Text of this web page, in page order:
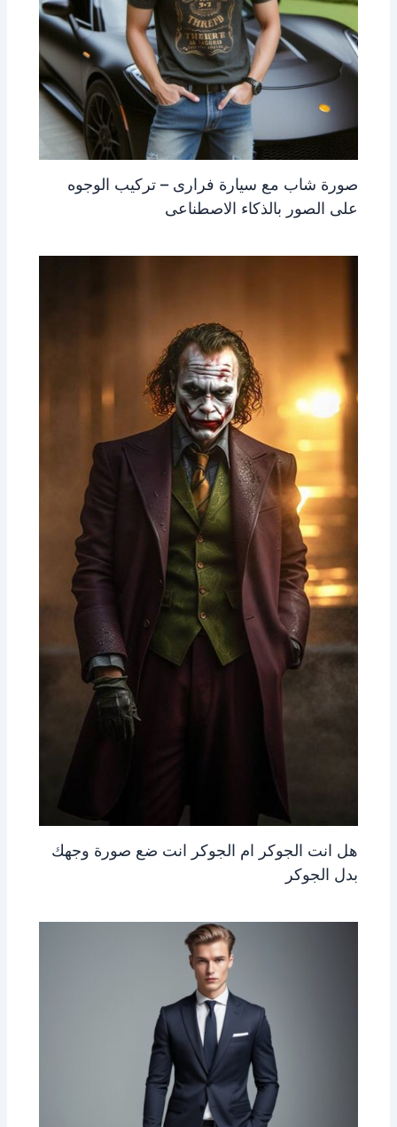
صورة شاب مع سيارة فرارى – تركيب الوجوه
على الصور بالذكاء الاصطناعى
هل انت الجوكر ام الجوكر انت ضع صورة وجهك
بدل الجوكر